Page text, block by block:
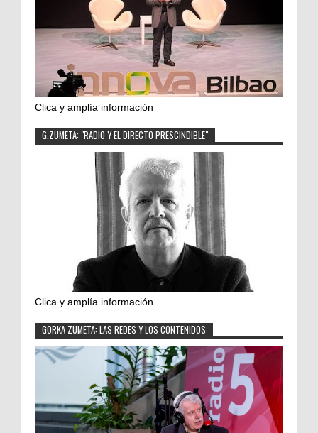
Clica y amplía información
G.ZUMETA: "RADIO Y EL DIRECTO PRESCINDIBLE"
Clica y amplía información
GORKA ZUMETA: LAS REDES Y LOS CONTENIDOS